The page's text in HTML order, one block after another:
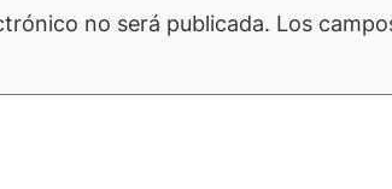
no será publicada. Los